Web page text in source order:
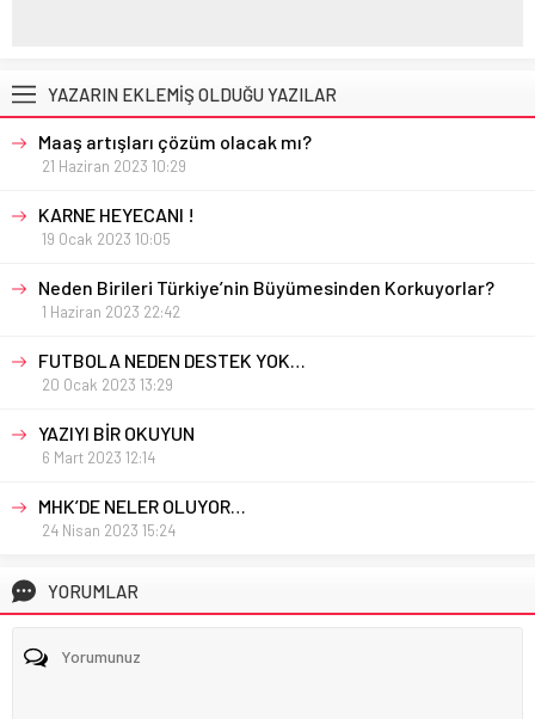
YAZARIN EKLEMİŞ OLDUĞU YAZILAR
Maaş artışları çözüm olacak mı?
21 Haziran 2023 10:29
KARNE HEYECANI !
19 Ocak 2023 10:05
Neden Birileri Türkiye’nin Büyümesinden Korkuyorlar?
1 Haziran 2023 22:42
FUTBOLA NEDEN DESTEK YOK…
20 Ocak 2023 13:29
YAZIYI BİR OKUYUN
6 Mart 2023 12:14
MHK’DE NELER OLUYOR…
24 Nisan 2023 15:24
YORUMLAR